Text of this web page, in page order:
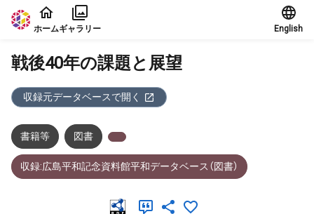
本文に飛ぶ
ホームギャラリー English
戦後40年の課題と展望
収録元データベースで開く
書籍等 図書
収録:広島平和記念資料館平和データベース（図書）